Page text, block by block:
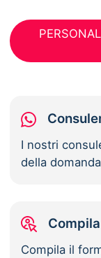
I nostri
della
Compila il